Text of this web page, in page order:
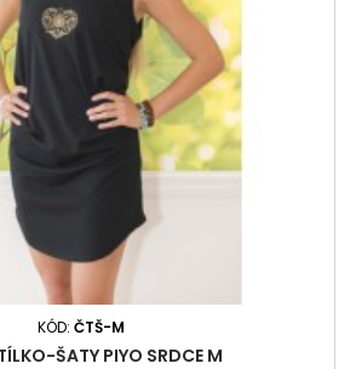
KÓD: ČTŠ-M
ŠATY PIYO SRDCE M